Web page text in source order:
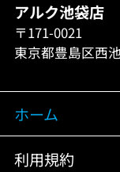
アルク池袋店
〒171-0021
東京都豊島区西
ホーム
利用規約